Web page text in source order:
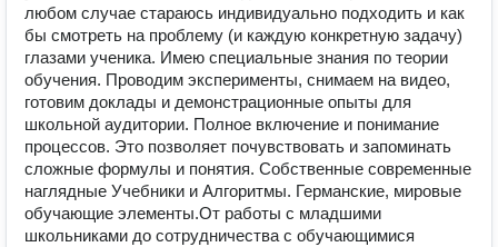
любом случае стараюсь индивидуально подходить и как
бы смотреть на проблему (и каждую конкретную задачу)
глазами ученика. Имею специальные знания по теории
обучения. Проводим эксперименты, снимаем на видео,
готовим доклады и демонстрационные опыты для
школьной аудитории. Полное включение и понимание
процессов. Это позволяет почувствовать и запоминать
сложные формулы и понятия. Собственные современные
наглядные Учебники и Алгоритмы. Германские, мировые
обучающие элементы.От работы с младшими
школьниками до сотрудничества с обучающимися